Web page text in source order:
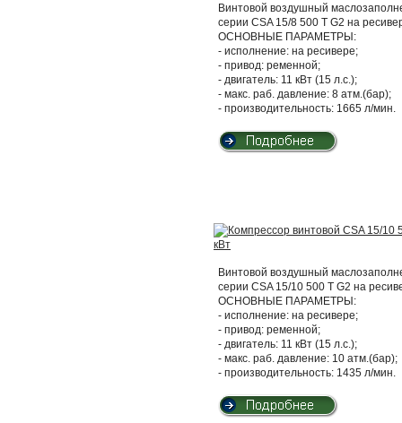
Винтовой воздушный
серии CSA 15/8 500 T G2 на
ОСНОВНЫЕ ПАРАМЕТРЫ:
- исполнение: на ресивере;
- привод: ременной;
- двигатель: 11 кВт (15 л.с.);
- макс. раб. давление: 8 атм.(бар);
- производительность: 1665 л/мин.
Винтовой воздушный
серии CSA 15/10 500 T G2 на
ОСНОВНЫЕ ПАРАМЕТРЫ:
- исполнение: на ресивере;
- привод: ременной;
- двигатель: 11 кВт (15 л.с.);
- макс. раб. давление: 10 атм.(бар);
- производительность: 1435 л/мин.